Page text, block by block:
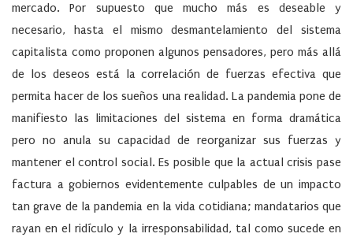
mercado. Por supuesto que mucho más es deseable y
necesario, hasta el mismo desmantelamiento del sistema
capitalista como proponen algunos pensadores, pero más allá
de los deseos está la correlación de fuerzas efectiva que
permita hacer de los sueños una realidad. La pandemia pone de
manifiesto las limitaciones del sistema en forma dramática
pero no anula su capacidad de reorganizar sus fuerzas y
mantener el control social. Es posible que la actual crisis pase
factura a gobiernos evidentemente culpables de un impacto
tan grave de la pandemia en la vida cotidiana; mandatarios que
rayan en el ridículo y la irresponsabilidad, tal como sucede en